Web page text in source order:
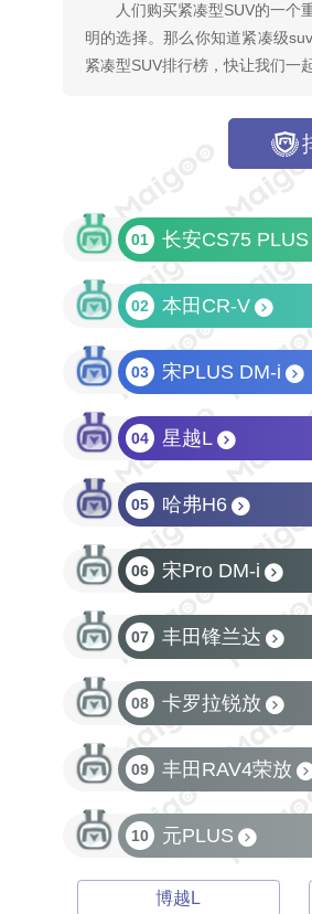
人们购买紧凑型SUV的一个
明的选择。那么你知道紧凑级
紧凑型SUV排行榜，快让我们一
01 长安CS75 PLUS
02 本田CR-V
03 宋PLUS DM-i
04 星越L
05 哈弗H6
06 宋Pro DM-i
07 丰田锋兰达
08 卡罗拉锐放
09 丰田RAV4荣放
10 元PLUS
博越L